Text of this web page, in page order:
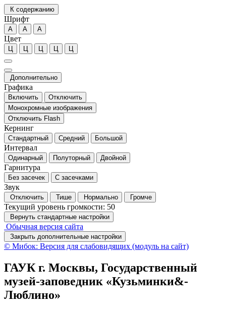
К содержанию
Шрифт
А А А
Цвет
Ц Ц Ц Ц Ц
Дополнительно
Графика
Включить
Отключить
Монохромные изображения
Отключить Flash
Кернинг
Стандартный Средний Большой
Интервал
Одинарный Полуторный Двойной
Гарнитура
Без засечек С засечками
Звук
Отключить Тише Нормально Громче
Текущий уровень громкости: 50
Вернуть стандартные настройки
Обычная версия сайта
Закрыть дополнительные настройки
© Мибок: Версия для слабовидящих (модуль на сайт)
ГАУК г. Москвы, Государственный
музей-заповедник «Кузьминки&-
Люблино»